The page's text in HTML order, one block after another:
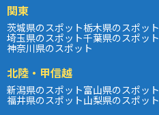
関東
茨城県のスポット栃木県のスポット
埼玉県のスポット千葉県のスポット
神奈川県のスポット
北陸・甲信越
新潟県のスポット富山県のスポット
福井県のスポット山梨県のスポット